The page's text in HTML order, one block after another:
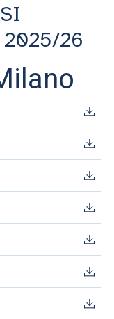
2025/26